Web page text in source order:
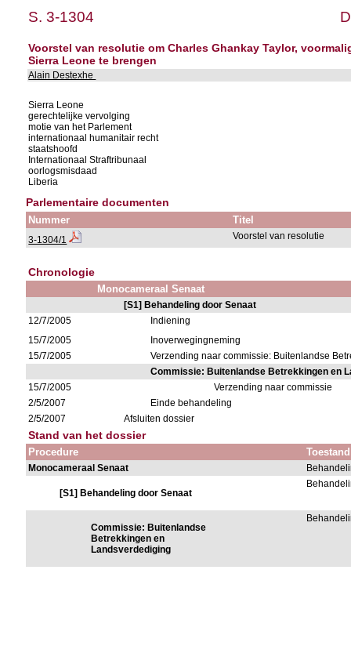
S. 3-1304
Voorstel van resolutie om Charles Ghankay Taylor,
Sierra Leone te brengen
Alain Destexhe
Sierra Leone
gerechtelijke vervolging
motie van het Parlement
internationaal humanitair recht
staatshoofd
Internationaal Straftribunaal
oorlogsmisdaad
Liberia
Parlementaire documenten
Nummer Titel
3-1304/1 Voorstel van resolutie
Chronologie
Monocameraal Senaat
[S1] Behandeling door Senaat
12/7/2005
Indiening
15/7/2005
Inoverwegingneming
15/7/2005
Verzending naar commissie: Buitenlandse
Commissie: Buitenlandse Betrekkingen en
15/7/2005
Verzending naar commissie
2/5/2007
Einde behandeling
2/5/2007
Afsluiten dossier
Stand van het dossier
Procedure Toestand
Monocameraal Senaat
[S1] Behandeling door Senaat
Commissie: Buitenlandse
Betrekkingen en
Landsverdediging